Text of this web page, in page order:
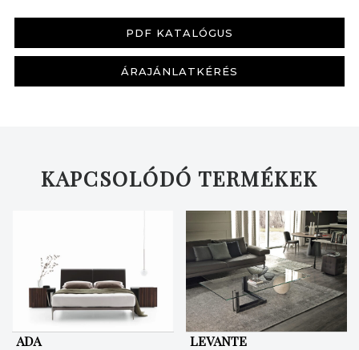
PDF KATALÓGUS
ÁRAJÁNLATKÉRÉS
KAPCSOLÓDÓ TERMÉKEK
ADA LEVANTE